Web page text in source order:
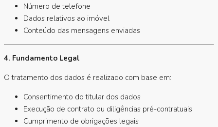
Número de telefone
Dados relativos ao imóvel
Conteúdo das mensagens enviadas
4. Fundamento Legal
O tratamento dos dados é realizado com base em:
Consentimento do titular dos dados
Execução de contrato ou diligências pré-contratuais
Cumprimento de obrigações legais